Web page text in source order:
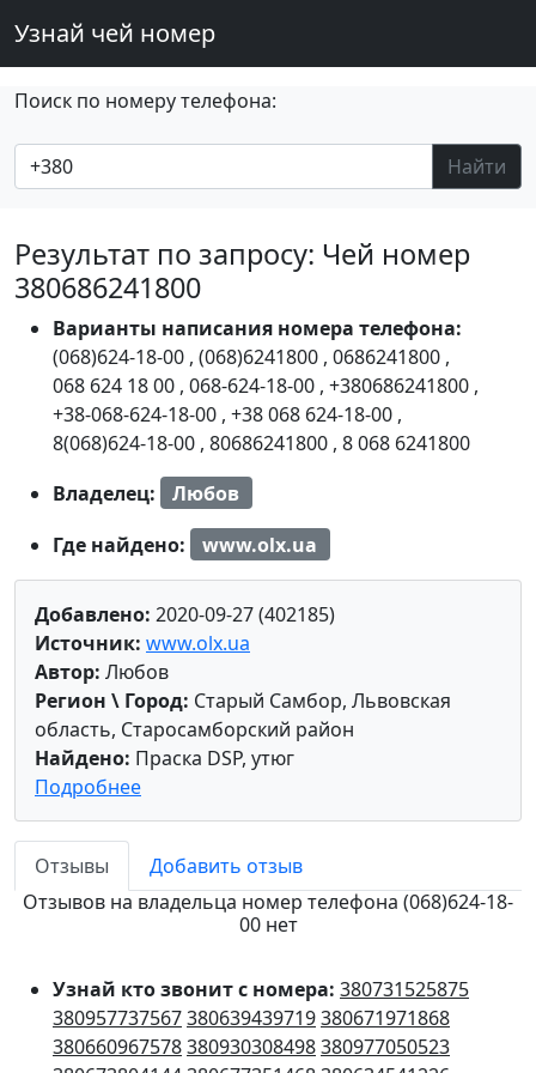
Узнай чей номер
Поиск по номеру телефона:
Найти
Результат по запросу: Чей номер
380686241800
Варианты написания номера телефона:
(068)624-18-00 , (068)6241800 , 0686241800 ,
068 624 18 00 , 068-624-18-00 , +380686241800 ,
+38-068-624-18-00 , +38 068 624-18-00 ,
8(068)624-18-00 , 80686241800 , 8 068 6241800
Владелец:
Любов
Где найдено:
www.olx.ua
Добавлено: 2020-09-27 (402185)
Источник: www.olx.ua
Автор: Любов
Регион \ Город: Старый Самбор, Львовская
область, Старосамборский район
Найдено: Праска DSP, утюг
Подробнее
Отзывы
Добавить отзыв
Отзывов на владельца номер телефона (068)624-18-
00 нет
Узнай кто звонит с номера: 380731525875
380957737567380639439719380671971868
380660967578380930308498380977050523